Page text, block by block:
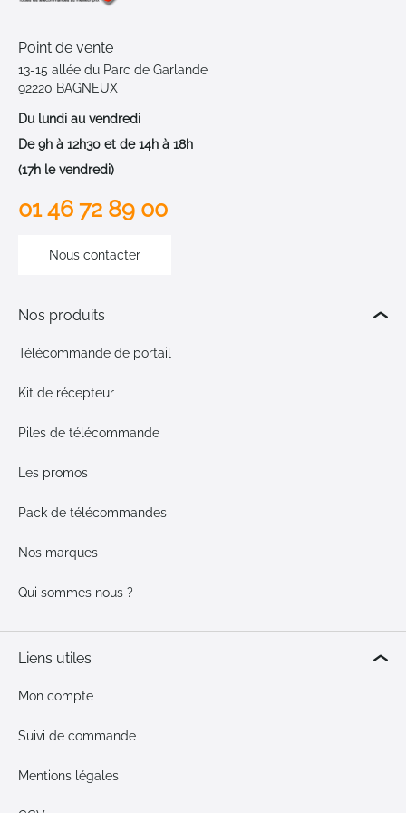
Point de vente
13-15 allée du Parc de Garlande
92220 BAGNEUX
Du lundi au vendredi
De 9h à 12h30 et de 14h à 18h
(17h le vendredi)
01 46 72 89 00
Nous contacter
Nos produits
Télécommande de portail
Kit de récepteur
Piles de télécommande
Les promos
Pack de télécommandes
Nos marques
Qui sommes nous ?
Liens utiles
Mon compte
Suivi de commande
Mentions légales